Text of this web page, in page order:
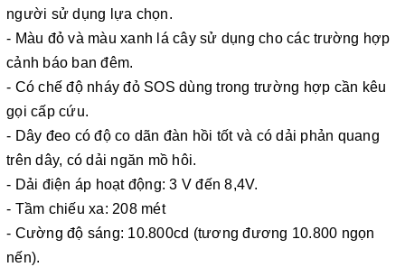
người sử dụng lựa chọn.
- Màu đỏ và màu xanh lá cây sử dụng cho các trường hợp
cảnh báo ban đêm.
- Có chế độ nháy đỏ SOS dùng trong trường hợp cần kêu
gọi cấp cứu.
- Dây đeo có độ co dãn đàn hồi tốt và có dải phản quang
trên dây, có dải ngăn mồ hôi.
- Dải điện áp hoạt động: 3 V đến 8,4V.
- Tầm chiếu xa: 208 mét
- Cường độ sáng: 10.800cd (tương đương 10.800 ngọn
nến).